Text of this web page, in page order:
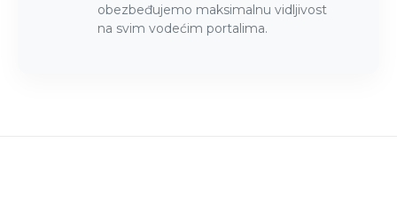
obezbeđujemo maksimalnu vidljivost
na svim vodećim portalima.